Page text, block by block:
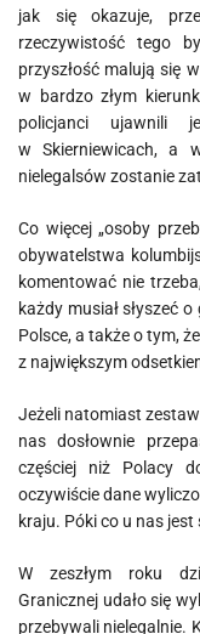
jak się okazuje,
rzeczywistość tego
przyszłość malują się
w bardzo złym
policjanci ujawnili
w Skierniewicach, a
nielegalsów zostanie
Co więcej „osoby
obywatelstwa
komentować nie
każdy musiał słyszeć
Polsce, a także o tym,
z największym
Jeżeli natomiast
nas dosłownie
częściej niż Polacy
oczywiście dane
kraju. Póki co u nas
W zeszłym roku
Granicznej udało się
przebywali nielegalnie.